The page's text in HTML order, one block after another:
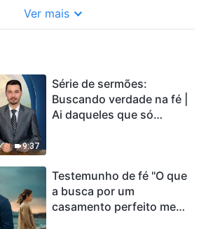
Ver mais
9:37
Série de sermões:
Buscando verdade na fé |
Ai daqueles que só
Testemunho de fé "O que
a busca por um
casamento perfeito me